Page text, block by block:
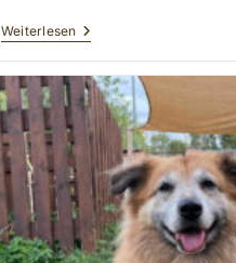
WeiterlesenGiardien
Bei
Und
Katze